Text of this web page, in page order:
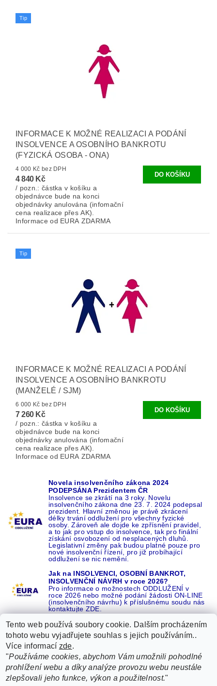
Tip
INFORMACE K MOŽNÉ REALIZACI A PODÁNÍ
INSOLVENCE A OSOBNÍHO BANKROTU
(FYZICKÁ OSOBA - ONA)
4 000 Kč bez DPH
4 840 Kč
/ pozn.: částka v košíku a
objednávce bude na konci
objednávky anulována (infomační
cena realizace přes AK).
Informace od EURA ZDARMA
Tip
INFORMACE K MOŽNÉ REALIZACI A PODÁNÍ
INSOLVENCE A OSOBNÍHO BANKROTU
(MANŽELÉ / SJM)
6 000 Kč bez DPH
7 260 Kč
/ pozn.: částka v košíku a
objednávce bude na konci
objednávky anulována (infomační
cena realizace přes AK).
Informace od EURA ZDARMA
Novela insolvenčního zákona 2024
PODEPSÁNA Prezidentem ČR
Insolvence se zkrátí na 3 roky. Novelu
insolvenčního zákona dne 23. 7. 2024 podepsal
prezident. Hlavní změnou je právě zkrácení
délky trvání oddlužení pro všechny fyzické
osoby. Zároveň ale dojde ke zpřísnění pravidel,
a to jak pro vstup do insolvence, tak pro finální
získání osvobození od nesplacených dluhů.
Legislativní změny pak budou platné pouze pro
nové insolvenční řízení, pro již probíhající
oddlužení se nic nemění.
Jak na INSOLVENCI, OSOBNÍ BANKROT,
INSOLVENČNÍ NÁVRH v roce 2026?
Pro informace o možnostech ODDLUŽENÍ v
roce 2026 nebo možné podání žádosti ON-LINE
(insolvenčního návrhu) k příslušnému soudu nás
kontaktujte ZDE.
Recenze o NÁS na GOOGLE 16 let REFERENCÍ v celé ČR |
Recenze o NÁS na SEZNAMU |
ŽÁDEJTE život BEZ DLUHŮ nebo EXEKUCÍ ZDE
Tento web používá soubory cookie. Dalším procházením
tohoto webu vyjadřujete souhlas s jejich používáním..
Více informací zde.
"Používáme cookies, abychom Vám umožnili pohodlné
prohlížení webu a díky analýze provozu webu neustále
zlepšovali jeho funkce, výkon a použitelnost."